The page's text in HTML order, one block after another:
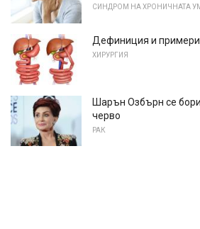
СИНДРОМ НА ХРОНИЧНАТА
Дефиниция и примери
ХИРУРГИЯ
Шарън Озбърн се
черво
РАК